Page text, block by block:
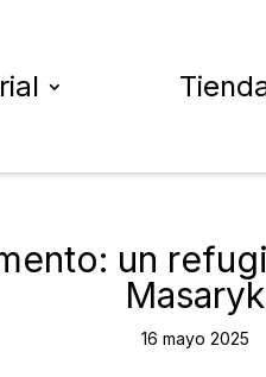
un
Masaryk
16 mayo 2025